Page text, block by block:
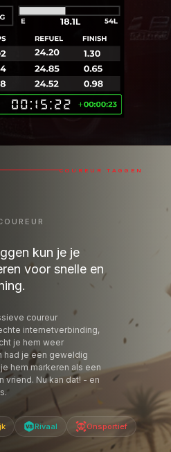
COUREUR TAGGEN
kun je je
voor snelle en
coureur
internetverbinding,
je hem weer
had je een geweldig
hem markeren als een
vriend. Nu kan dat! - en
Rivaal Onsportief